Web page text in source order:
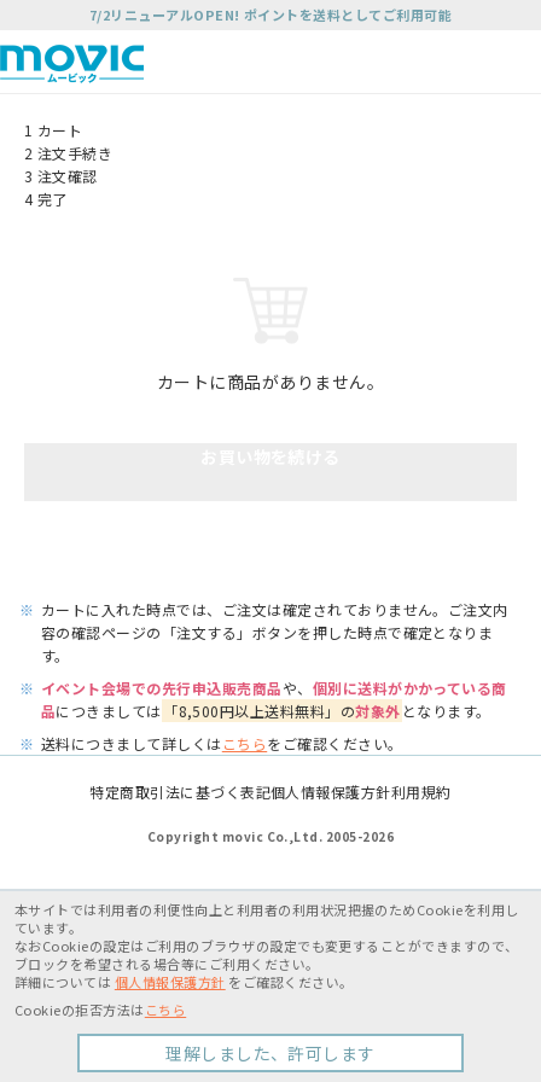
7/2リニューアルOPEN! ポイントを送料としてご利用可能
1 カート
2 注文手続き
3 注文確認
4 完了
カートに商品がありません。
※ カートに入れた時点では、ご注文は確定されておりません。ご注文内
容の確認ページの「注文する」ボタンを押した時点で確定となりま
す。
※ イベント会場での先行申込販売商品や、 個別に送料がかかっている商
品につきましては 「8,500円以上送料無料」の対象外 となります。
※ 送料につきまして詳しくはこちらをご確認ください。
特定商取引法に基づく表記個人情報保護方針利用規約
Copyright movic Co.,Ltd. 2005-2026
本サイトでは利用者の利便性向上と利用者の利用状況把握のためCookieを利用し
ています。
なおCookieの設定はご利用のブラウザの設定でも変更することができますので、
ブロックを希望される場合等にご利用ください。
詳細については 個人情報保護方針 をご確認ください。
Cookieの拒否方法は こちら
理解しました、許可します